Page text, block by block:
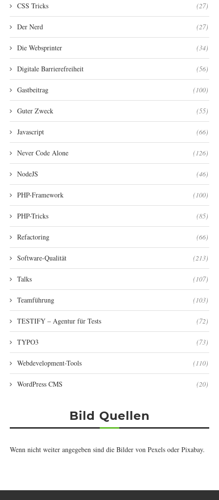
CSS Tricks (27)
Der Nerd (27)
Die Websprinter (34)
Digitale Barrierefreiheit (56)
Gastbeitrag (100)
Guter Zweck (55)
Javascript (66)
Never Code Alone (126)
NodeJS (46)
PHP-Framework (100)
PHP-Tricks (85)
Refactoring (66)
Software-Qualität (213)
Talks (107)
Teamführung (103)
TESTIFY – Agentur für Tests (72)
TYPO3 (73)
Webdevelopment-Tools (110)
WordPress CMS (20)
Bild Quellen
Wenn nicht weiter angegeben sind die Bilder von Pexels oder Pixabay.